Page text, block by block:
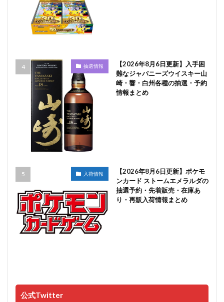
抽選情報
【2026年8月6日更新】入手困
難なジャパニーズウイスキー山
崎・響・白州各種の抽選・予約
情報まとめ
入荷情報
【2026年8月6日更新】ポケモ
ンカード ストームエメラルダの
抽選予約・先着販売・在庫あ
り・再販入荷情報まとめ
公式Twitter